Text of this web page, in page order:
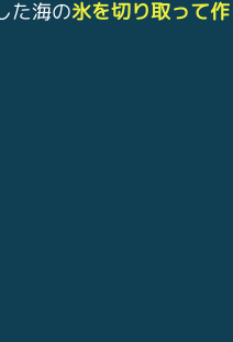
た海の氷を切り取って